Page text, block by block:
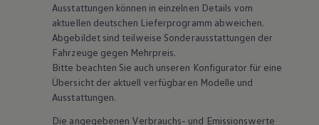
Ausstattungen können in einzelnen Details vom
aktuellen deutschen Lieferprogramm abweichen.
Abgebildet sind teilweise Sonderausstattungen der
Fahrzeuge gegen Mehrpreis.
Bitte beachten Sie auch unseren Konfigurator für eine
Übersicht der aktuell verfügbaren Modelle und
Ausstattungen.
Die angegebenen Verbrauchs- und Emissionswerte